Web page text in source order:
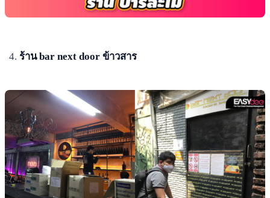
ร้าน bar next door ข้าวสาร